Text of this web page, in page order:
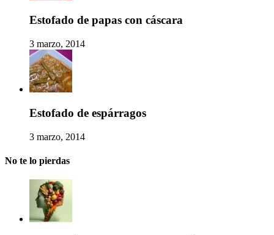
Estofado de papas con cáscara
3 marzo, 2014
Estofado de espárragos
3 marzo, 2014
No te lo pierdas